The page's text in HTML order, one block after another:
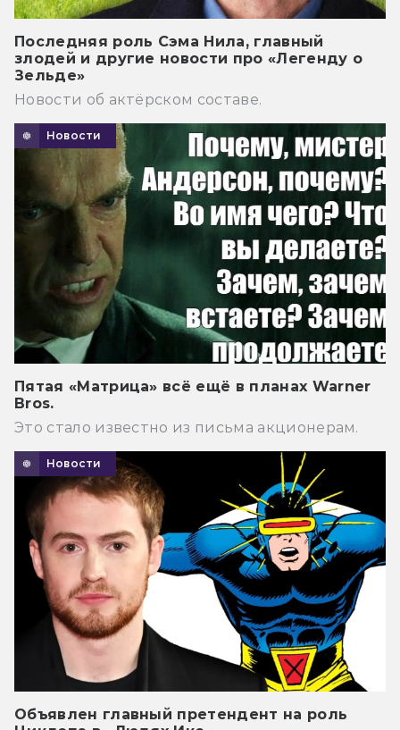
Последняя роль Сэма Нила, главный
злодей и другие новости про «Легенду о
Зельде»
Новости об актёрском составе.
Новости
Пятая «Матрица» всё ещё в планах Warner
Bros.
Это стало известно из письма акционерам.
Новости
Объявлен главный претендент на роль